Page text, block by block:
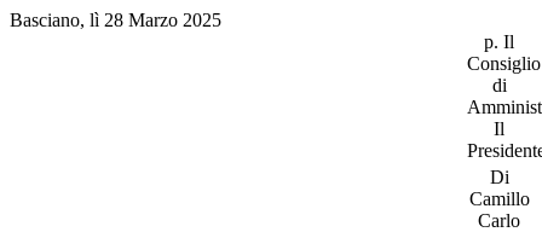
Basciano, lì 28 Marzo 2025
p. Il
Consiglio
di
Il
Di
Camillo
Carlo